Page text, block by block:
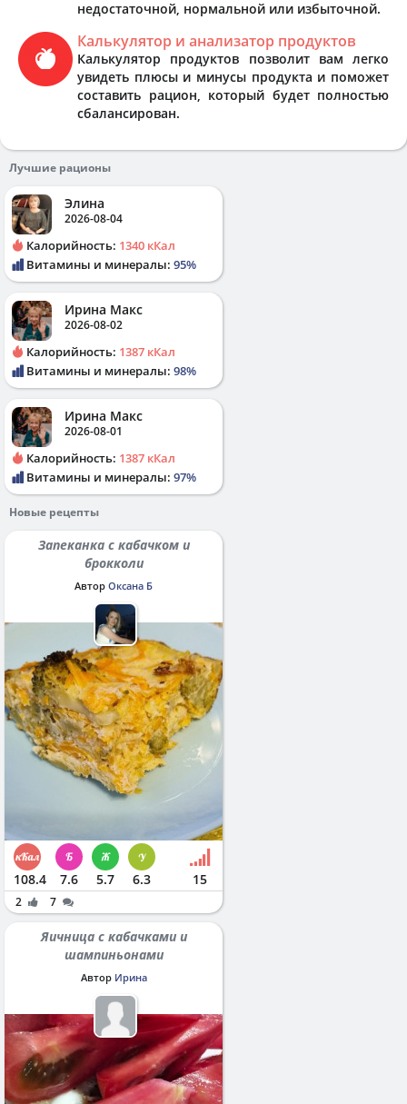
недостаточной, нормальной или избыточной.
Калькулятор и анализатор продуктов
Калькулятор продуктов позволит вам легко
увидеть плюсы и минусы продукта и поможет
составить рацион, который будет полностью
сбалансирован.
Лучшие рационы
Элина
2026-08-04
Калорийность: 1340 кКал
Витамины и минералы: 95%
Ирина Макс
2026-08-02
Калорийность: 1387 кКал
Витамины и минералы: 98%
Ирина Макс
2026-08-01
Калорийность: 1387 кКал
Витамины и минералы: 97%
Новые рецепты
Запеканка с кабачком и
брокколи
Автор Оксана Б
108.4 7.6 5.7 6.3 15
2 7
Яичница с кабачками и
шампиньонами
Автор Ирина